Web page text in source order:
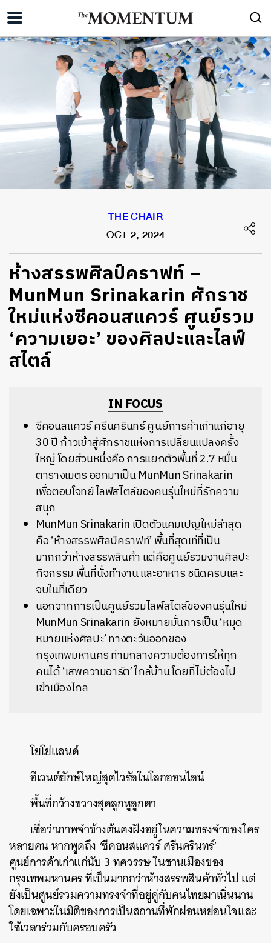
THE CHAIR
OCT 2, 2024
ห้างสรรพศิลป์คราฟท์ –
MunMun Srinakarin ศักราช
ใหม่แห่งซีคอนสแควร์ ศูนย์รวม
‘ความเยอะ’ ของศิลปะและไลฟ์
สไตล์
IN FOCUS
ซีคอนสแควร์ ศรีนครินทร์ ศูนย์การค้าเก่าแก่อายุ
30 ปี ก้าวเข้าสู่ศักราชแห่งการเปลี่ยนแปลงครั้ง
ใหญ่ โดยส่วนหนึ่งคือ การแยกตัวพื้นที่ 2.7 หมื่น
ตารางเมตร ออกมาเป็น MunMun Srinakarin
เพื่อตอบโจทย์ไลฟ์สไตล์ของคนรุ่นใหม่ที่รักความ
สนุก
MunMun Srinakarin เปิดตัวแคมเปญใหม่ล่าสุด
คือ ‘ห้างสรรพศิลป์คราฟท์’ พื้นที่สุดเท่ที่เป็น
มากกว่าห้างสรรพสินค้า แต่คือศูนย์รวมงานศิลปะ
กิจกรรม พื้นที่นั่งทำงาน และอาหาร ชนิดครบและ
จบในที่เดียว
นอกจากการเป็นศูนย์รวมไลฟ์สไตล์ของคนรุ่นใหม่
MunMun Srinakarin ยังหมายมั่นการเป็น ‘หมุด
หมายแห่งศิลปะ’ ทางตะวันออกของ
กรุงเทพมหานคร ท่ามกลางความต้องการให้ทุก
คนได้ ‘เสพความอาร์ต’ ใกล้บ้าน โดยที่ไม่ต้องไป
เข้าเมืองไกล
โยโย่แลนด์
อีเวนต์ยักษ์ใหญ่สุดไวรัลในโลกออนไลน์
พื้นที่กว้างขวางสุดลูกหูลูกตา
เชื่อว่าภาพจำข้างต้นคงฝังอยู่ในความทรงจำของใคร
หลายคน หากพูดถึง ‘ซีคอนสแควร์ ศรีนครินทร์’
ศูนย์การค้าเก่าแก่นับ 3 ทศวรรษ ในชานเมืองของ
กรุงเทพมหานคร ที่เป็นมากกว่าห้างสรรพสินค้าทั่วไป แต่
ยังเป็นศูนย์รวมความทรงจำที่อยู่คู่กับคนไทยมาเนิ่นนาน
โดยเฉพาะในมิติของการเป็นสถานที่พักผ่อนหย่อนใจและ
ใช้เวลาร่วมกับครอบครัว